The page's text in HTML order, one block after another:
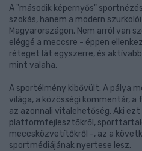
A "második képernyős"
szokás, hanem a modern
Magyarországon. Nem arról van
eléggé a meccsre - éppen
réteget lát egyszerre, és
mint valaha.
A sportélmény kibővült. A pálya
világa, a közösségi kommentár, a
az azonnali vitalehetőség. Aki
platformfejlesztőkről,
meccsközvetítőkről -, az a
sportmédiájának nyertese lesz.